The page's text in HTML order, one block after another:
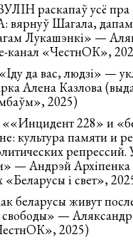
раскапаў усё
Шагала,
Лукашэнкі» —
канал «ЧестнОК»,
да вас, людзі» —
Алена Казлова
2025)
228» и
культура памяти и
репрессий.
— Андрэй Архіпенка
«Беларусы і свет»,
беларусы живут
— Аляксандр
2025)